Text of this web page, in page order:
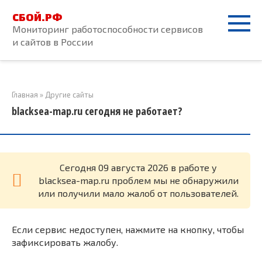
контенту
СБОЙ.РФ
Мониторинг работоспособности сервисов
и сайтов в России
Главная » Другие сайты
blacksea-map.ru сегодня не работает?
Cегодня 09 августа 2026 в работе у
blacksea-map.ru проблем мы не обнаружили
или получили мало жалоб от пользователей.
Если сервис недоступен, нажмите на кнопку, чтобы
зафиксировать жалобу.